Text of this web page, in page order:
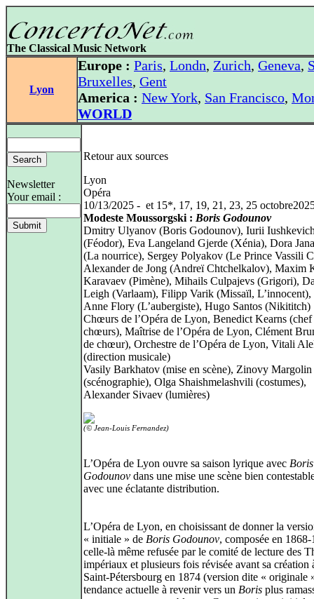
The Classical Music Network
Lyon
Europe : Paris, Londn, Zurich, Geneva,
Bruxelles, Gent
America : New York, San Francisco,
WORLD
Newsletter
Your email :
Retour aux sources
Lyon
Opéra
10/13/2025 - et 15*, 17, 19, 21, 23, 25
Modeste Moussorgski : Boris Godounov
Dmitry Ulyanov (Boris Godounov), Iurii
(Féodor), Eva Langeland Gjerde (Xénia), Dora
(La nourrice), Sergey Polyakov (Le Prince Vassili
Alexander de Jong (Andreï Chtchelkalov), Maxim
Karavaev (Pimène), Mihails Culpajevs (Grigori),
Leigh (Varlaam), Filipp Varik (Missaïl, L’innocent),
Anne Flory (L’aubergiste), Hugo Santos (Nikititch)
Chœurs de l’Opéra de Lyon, Benedict Kearns (chef
chœurs), Maîtrise de l’Opéra de Lyon, Clément
de chœur), Orchestre de l’Opéra de Lyon, Vitali
(direction musicale)
Vasily Barkhatov (mise en scène), Zinovy Margolin
(scénographie), Olga Shaishmelashvili (costumes),
Alexander Sivaev (lumières)
(© Jean-Louis Fernandez)
L’Opéra de Lyon ouvre sa saison lyrique avec Boris
Godounov dans une mise une scène bien
avec une éclatante distribution.
L’Opéra de Lyon, en choisissant de donner la
« initiale » de Boris Godounov, composée en
celle‑là même refusée par le comité de lecture des
impériaux et plusieurs fois révisée avant sa création
Saint‑Pétersbourg en 1874 (version dite « originale
tendance actuelle à revenir vers un Boris plus